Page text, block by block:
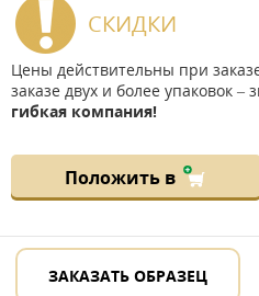
СКИДКИ
Цены действительны при
заказе двух и более упаковок –
гибкая компания!
Положить в
ЗАКАЗАТЬ ОБРАЗЕЦ